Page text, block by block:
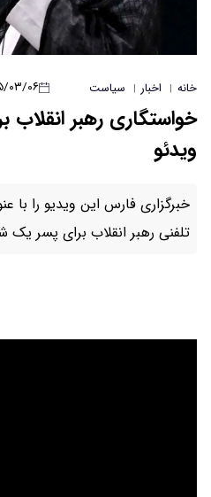
۱۴۰۵/۰۳/۰۶ ۱۰:۵۹:۲۶ کد خبر: ۱۳۸۸۸
برای پسر یک شهید/
را با عنوان "ماجرای خواستگاری
پسر یک شهید" منتشر کرد.